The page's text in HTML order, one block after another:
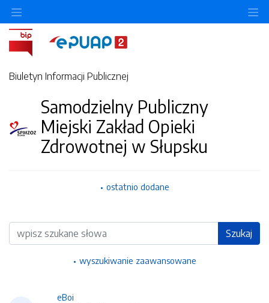
Biuletyn Informacji Publicznej
Samodzielny Publiczny
Miejski Zakład Opieki
Zdrowotnej w Słupsku
ostatnio dodane
Wyszukiwarka Szukaj
wyszukiwanie zaawansowane
eBoi